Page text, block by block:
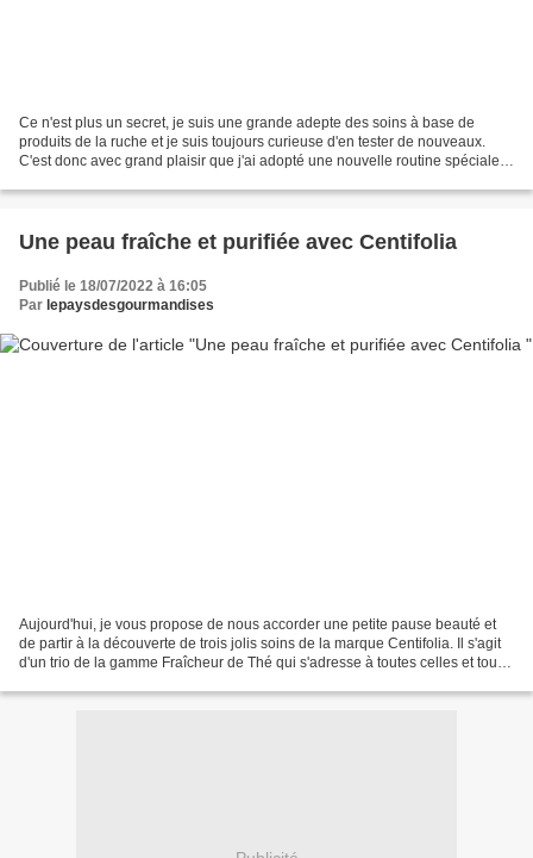
Ce n'est plus un secret, je suis une grande adepte des soins à base de
produits de la ruche et je suis toujours curieuse d'en tester de nouveaux.
C'est donc avec grand plaisir que j'ai adopté une nouvelle routine spéciale
Une peau fraîche et purifiée avec Centifolia
Publié le 18/07/2022 à 16:05
Par lepaysdesgourmandises
Aujourd'hui, je vous propose de nous accorder une petite pause beauté et
de partir à la découverte de trois jolis soins de la marque Centifolia. Il s'agit
d'un trio de la gamme Fraîcheur de Thé qui s'adresse à toutes celles et tous